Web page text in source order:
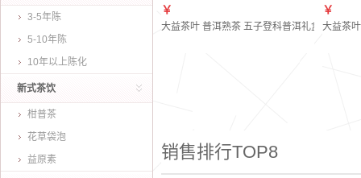
3-5年陈
5-10年陈
10年以上陈化
新式茶饮
柑普茶
花草袋泡
益原素
￥
大益茶叶 普洱熟茶 五子登科普洱礼盒150g*5
￥
大益茶
销售排行TOP8